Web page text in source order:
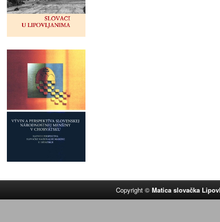
Copyright ©Matica slovačka